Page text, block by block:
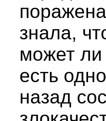
знала,
может ли
есть
назад